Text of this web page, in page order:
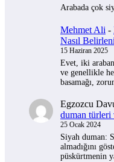
Arabada çok
Mehmet Ali -
Nasıl
15 Haziran 2025
Evet, iki
ve genellikle
basamağı,
Egzozcu
duman türleri
25 Ocak 2024
Siyah duman:
almadığını
püskürtmenin